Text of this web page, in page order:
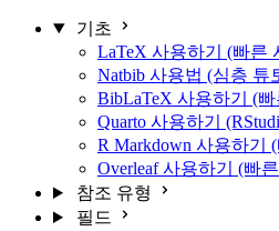
기초
LaTeX 사용하기 (빠른
Natbib 사용법 (심층 튜
BibLaTeX 사용하기 (
Quarto 사용하기
R Markdown 사용하기
Overleaf 사용하기 (빠
참조 유형
필드